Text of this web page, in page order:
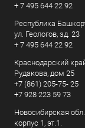
+ 7 495 644 22 92
Республика
ул. Геологов, зд. 23
+ 7 495 644 22 92
Краснодарский
Рудакова, дом 25
+7 (861) 205-75- 25
+7 928 223 59 73
Новосибирская
корпус 1, эт.1.